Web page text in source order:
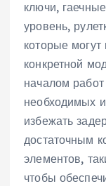
ключи‚
уровень‚
которые могут
конкретной
началом
необходимых
избежать
достаточным
элементов‚
чтобы